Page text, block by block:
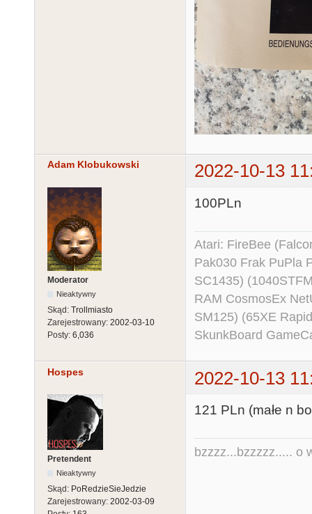
Adam Klobukowski 2022-10-13
Moderator
Nieaktywny
Skąd: Trollmiasto
Zarejestrowany: 2002-03-10
Posty: 6,036
100PLn
Atari: FireBee
Pak030 Frak PuPla
SC1435)
RAM CosmosEx
SM125) (65XE
SkunkBoard
Hospes 2022-10-13
Pretendent
Nieaktywny
Skąd: PoRedzieSieJedzie
Zarejestrowany: 2002-03-09
121 PLn (małe n
bzzzz...bzzzzz..... o